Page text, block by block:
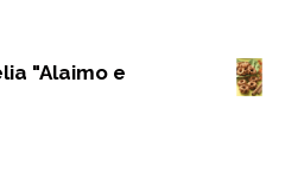
"Alaimo e